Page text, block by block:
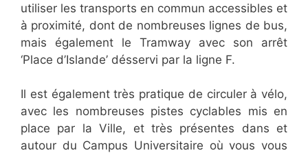
utiliser les transports en commun accessibles et
à proximité, dont de nombreuses lignes de bus,
mais également le Tramway avec son arrêt
‘Place d’Islande’ désservi par la ligne F.
Il est également très pratique de circuler à vélo,
avec les nombreuses pistes cyclables mis en
place par la Ville, et très présentes dans et
autour du Campus Universitaire où vous vous